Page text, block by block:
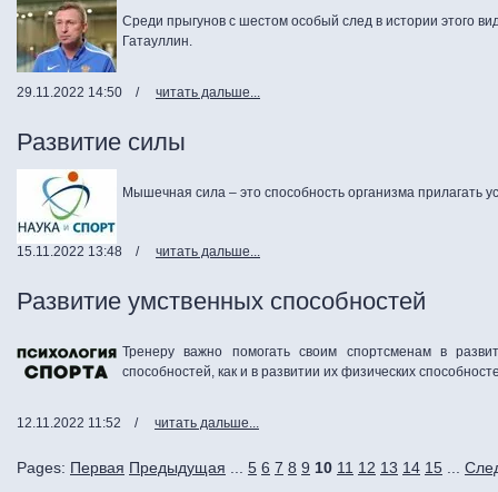
Среди прыгунов с шестом особый след в истории этого
Гатауллин.
29.11.2022 14:50 / читать дальше...
Развитие силы
Мышечная сила – это способность организма прилагать
15.11.2022 13:48 / читать дальше...
Развитие умственных способностей
Тренеру важно помогать своим спортсменам в
способностей, как и в развитии их физических
12.11.2022 11:52 / читать дальше...
Pages: Первая Предыдущая 5 6 7 8 9 10 11 12 13 14 15